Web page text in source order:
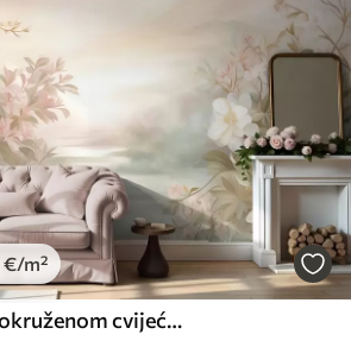
€/m²
Pejzaž s rijekom okruženom cvijećem i biljkama, meke boje, ružičasto nebo, akvarel teksturirani stil